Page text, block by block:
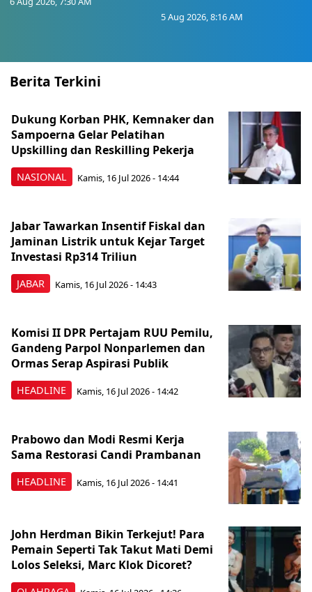
5 Aug 2026, 8:16 AM
Berita Terkini
NASIONAL
Dukung Korban PHK, Kemnaker dan
Sampoerna Gelar Pelatihan
Upskilling dan Reskilling Pekerja
Kamis, 16 Jul 2026 - 14:44
JABAR
Jabar Tawarkan Insentif Fiskal dan
Jaminan Listrik untuk Kejar Target
Investasi Rp314 Triliun
Kamis, 16 Jul 2026 - 14:43
HEADLINE
Komisi II DPR Pertajam RUU Pemilu,
Gandeng Parpol Nonparlemen dan
Ormas Serap Aspirasi Publik
Kamis, 16 Jul 2026 - 14:42
HEADLINE
Prabowo dan Modi Resmi Kerja
Sama Restorasi Candi Prambanan
Kamis, 16 Jul 2026 - 14:41
John Herdman Bikin Terkejut! Para
Pemain Seperti Tak Takut Mati Demi
Lolos Seleksi, Marc Klok Dicoret?